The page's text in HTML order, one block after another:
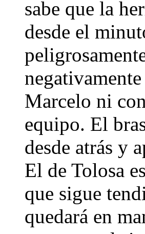
sabe que la
desde el
Marcelo ni
equipo. El
desde atrás y
El de Tolosa
que sigue
quedará en